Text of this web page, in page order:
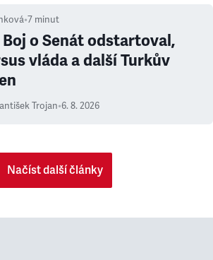
•7 minut
o Senát odstartoval,
vláda a další Turkův
Trojan•6. 8. 2026
Načíst další články